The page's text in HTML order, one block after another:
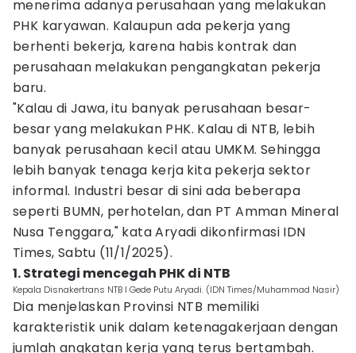
menerima adanya perusahaan yang melakukan
PHK karyawan. Kalaupun ada pekerja yang
berhenti bekerja, karena habis kontrak dan
perusahaan melakukan pengangkatan pekerja
baru.
"Kalau di Jawa, itu banyak perusahaan besar-
besar yang melakukan PHK. Kalau di NTB, lebih
banyak perusahaan kecil atau UMKM. Sehingga
lebih banyak tenaga kerja kita pekerja sektor
informal. Industri besar di sini ada beberapa
seperti BUMN, perhotelan, dan PT Amman Mineral
Nusa Tenggara," kata Aryadi dikonfirmasi IDN
Times, Sabtu (11/1/2025).
1. Strategi mencegah PHK di NTB
Kepala Disnakertrans NTB I Gede Putu Aryadi. (IDN Times/Muhammad Nasir)
Dia menjelaskan Provinsi NTB memiliki
karakteristik unik dalam ketenagakerjaan dengan
jumlah angkatan kerja yang terus bertambah.